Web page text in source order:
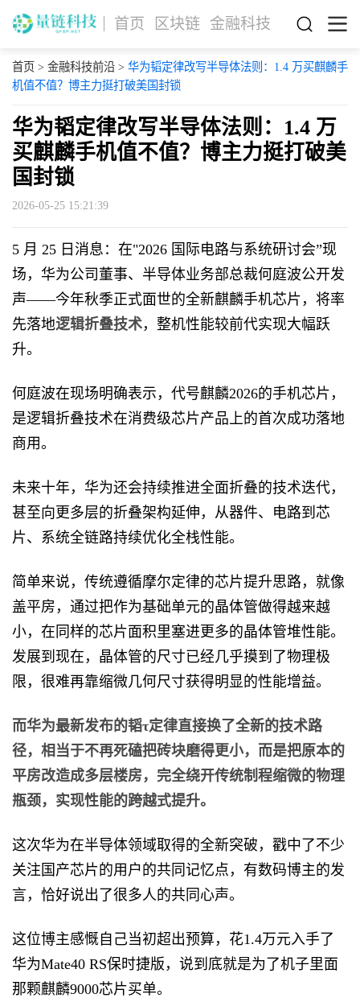
首页 区块链 金融科技
首页 > 金融科技前沿> 华为韬定律改写半导体法则：1.4 万买麒麟手
机值不值？博主力挺打破美国封锁
华为韬定律改写半导体法则：1.4 万
买麒麟手机值不值？博主力挺打破美
国封锁
2026-05-25 15:21:39
5 月 25 日消息：在"2026 国际电路与系统研讨会”现
场，华为公司董事、半导体业务部总裁何庭波公开发
声——今年秋季正式面世的全新麒麟手机芯片，将率
先落地逻辑折叠技术，整机性能较前代实现大幅跃
升。
何庭波在现场明确表示，代号麒麟2026的手机芯片，
是逻辑折叠技术在消费级芯片产品上的首次成功落地
商用。
未来十年，华为还会持续推进全面折叠的技术迭代，
甚至向更多层的折叠架构延伸，从器件、电路到芯
片、系统全链路持续优化全栈性能。
简单来说，传统遵循摩尔定律的芯片提升思路，就像
盖平房，通过把作为基础单元的晶体管做得越来越
小，在同样的芯片面积里塞进更多的晶体管堆性能。
发展到现在，晶体管的尺寸已经几乎摸到了物理极
限，很难再靠缩微几何尺寸获得明显的性能增益。
而华为最新发布的韬τ定律直接换了全新的技术路
径，相当于不再死磕把砖块磨得更小，而是把原本的
平房改造成多层楼房，完全绕开传统制程缩微的物理
瓶颈，实现性能的跨越式提升。
这次华为在半导体领域取得的全新突破，戳中了不少
关注国产芯片的用户的共同记忆点，有数码博主的发
言，恰好说出了很多人的共同心声。
这位博主感慨自己当初超出预算，花1.4万元入手了
华为Mate40 RS保时捷版，说到底就是为了机子里面
那颗麒麟9000芯片买单。